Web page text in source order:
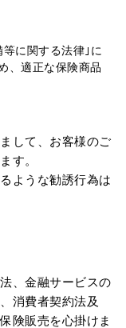
に関する法律｣に
、適正な保険商品
して、お客様のご
す。
ような勧誘行為は
、金融サービスの
消費者契約法及
険販売を心掛けま